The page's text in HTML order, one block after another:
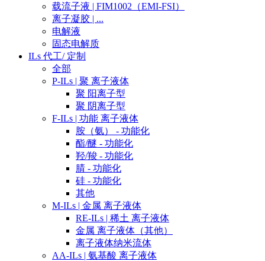
载流子液 | FIM1002（EMI-FSI）
离子凝胶 | ...
电解液
固态电解质
ILs 代工/ 定制
全部
P-ILs | 聚 离子液体
聚 阳离子型
聚 阴离子型
F-ILs | 功能 离子液体
胺（氨） - 功能化
酯/醚 - 功能化
羟/羧 - 功能化
腈 - 功能化
硅 - 功能化
其他
M-ILs | 金属 离子液体
RE-ILs | 稀土 离子液体
金属 离子液体（其他）
离子液体纳米流体
AA-ILs | 氨基酸 离子液体